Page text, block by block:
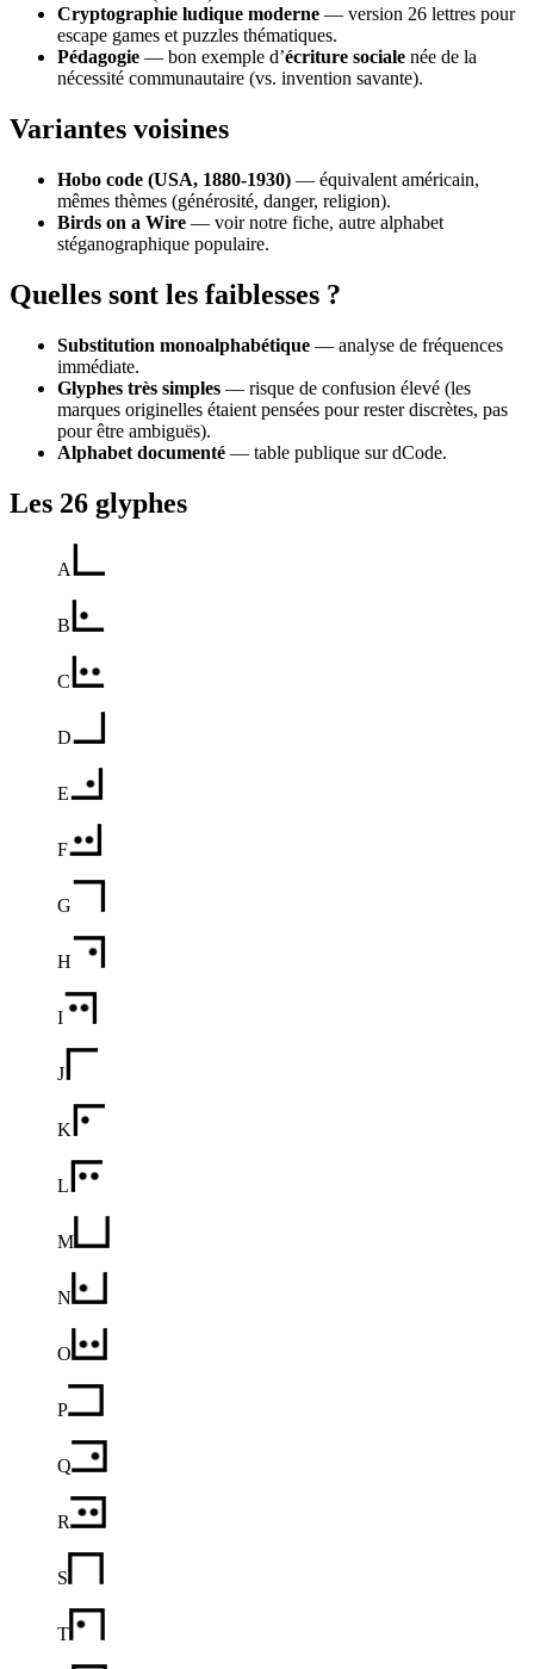
Cryptographie ludique moderne — version 26 lettres pour
escape games et puzzles thématiques.
Pédagogie — bon exemple d’écriture sociale née de la
nécessité communautaire (vs. invention savante).
Variantes voisines
Hobo code (USA, 1880-1930) — équivalent américain,
mêmes thèmes (générosité, danger, religion).
Birds on a Wire — voir notre fiche, autre alphabet
stéganographique populaire.
Quelles sont les faiblesses ?
Substitution monoalphabétique — analyse de fréquences
immédiate.
Glyphes très simples — risque de confusion élevé (les
marques originelles étaient pensées pour rester discrètes, pas
pour être ambiguës).
Alphabet documenté — table publique sur dCode.
Les 26 glyphes
A
B
C
D
E
F
G
H
I
J
K
L
M
N
O
P
Q
R
S
T